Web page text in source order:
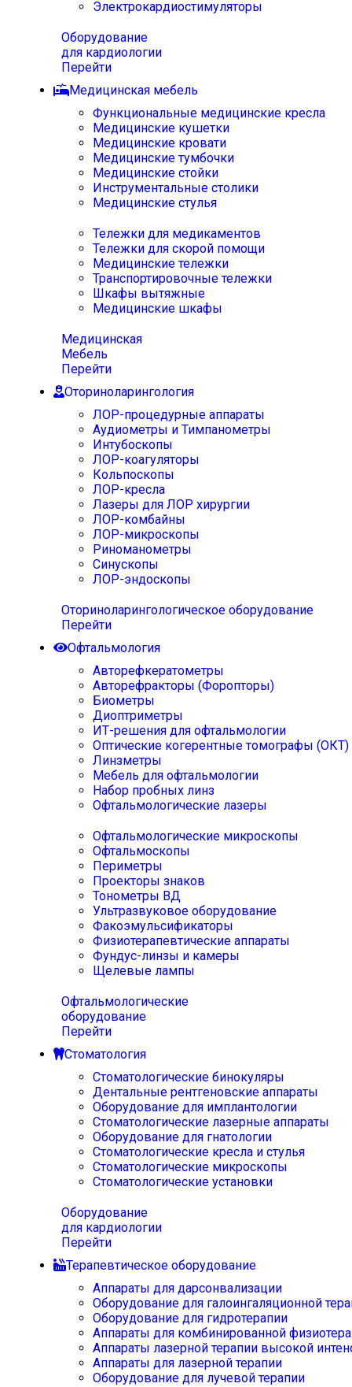
Электрокардиостимуляторы
Оборудование
для кардиологии
Перейти
Медицинская мебель
Функциональные медицинские кресла
Медицинские кушетки
Медицинские кровати
Медицинские тумбочки
Медицинские стойки
Инструментальные столики
Медицинские стулья
Тележки для медикаментов
Тележки для скорой помощи
Медицинские тележки
Транспортировочные тележки
Шкафы вытяжные
Медицинские шкафы
Медицинская
Мебель
Перейти
Оториноларингология
ЛОР-процедурные аппараты
Аудиометры и Тимпанометры
Интубоскопы
ЛОР-коагуляторы
Кольпоскопы
ЛОР-кресла
Лазеры для ЛОР хирургии
ЛОР-комбайны
ЛОР-микроскопы
Риноманометры
Синускопы
ЛОР-эндоскопы
Оториноларингологическое оборудование
Перейти
Офтальмология
Авторефкератометры
Авторефракторы (Форопторы)
Биометры
Диоптриметры
ИТ-решения для офтальмологии
Оптические когерентные томографы (ОКТ)
Линзметры
Мебель для офтальмологии
Набор пробных линз
Офтальмологические лазеры
Офтальмологические микроскопы
Офтальмоскопы
Периметры
Проекторы знаков
Тонометры ВД
Ультразвуковое оборудование
Факоэмульсификаторы
Физиотерапевтические аппараты
Фундус-линзы и камеры
Щелевые лампы
Офтальмологические
оборудование
Перейти
Стоматология
Стоматологические бинокуляры
Дентальные рентгеновские аппараты
Оборудование для имплантологии
Стоматологические лазерные аппараты
Оборудование для гнатологии
Стоматологические кресла и стулья
Стоматологические микроскопы
Стоматологические установки
Оборудование
для кардиологии
Перейти
Терапевтическое оборудование
Аппараты для дарсонвализации
Оборудование для галоингаляционной
Оборудование для гидротерапии
Аппараты для комбинированной
Аппараты лазерной терапии высокой
Аппараты для лазерной терапии
Оборудование для лучевой терапии